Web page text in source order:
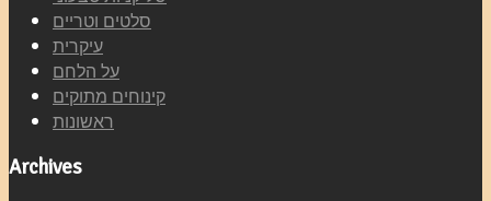
סלטים וטריים
עיקרית
על הלחם
קינוחים מתוקים
ראשונות
Archives